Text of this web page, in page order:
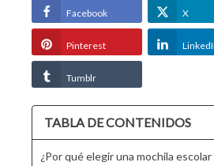
Facebook X
Pinterest
Tumblr
TABLA DE CONTENIDOS
¿Por qué elegir una mochila escolar